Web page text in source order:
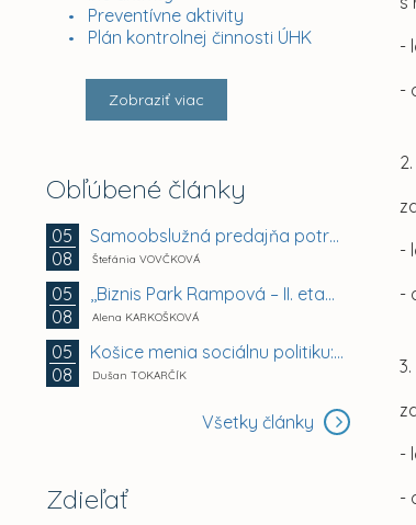
Preventívne aktivity
Plán kontrolnej činnosti ÚHK
Zobraziť viac
Obľúbené články
05
08
Samoobslužná predajňa potravín a doplnkového tovaru
Štefánia VOVČKOVÁ
05
08
,,Biznis Park Rampová – II. etapa, Rampová ul.,...
Alena KARKOŠKOVÁ
05
08
Košice menia sociálnu politiku: chránia mestské byty...
Dušan TOKARČÍK
Všetky články
Zdieľať
-
-
-
-
-
-